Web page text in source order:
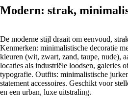
Modern: strak,
De moderne stijl draait om eenvoud,
Kenmerken: minimalistische decoratie
kleuren (wit, zwart, zand, taupe, nude),
locaties als industriële loodsen, galeries
typografie. Outfits: minimalistische
statement accessoires. Geschikt voor
en een urban, luxe uitstraling.